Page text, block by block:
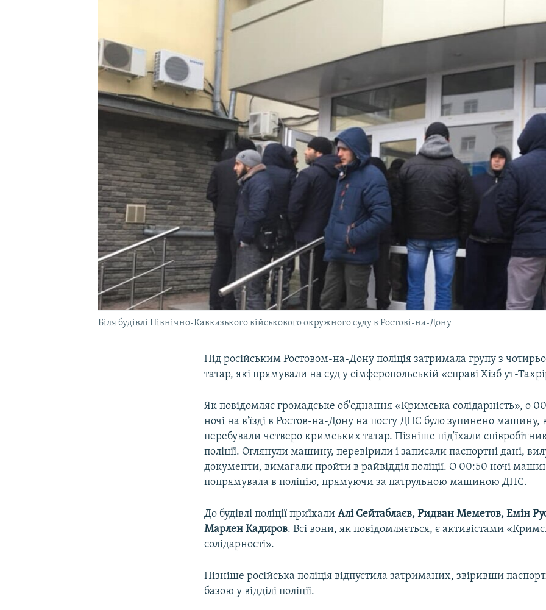
УКРАЇНСЬКА ПРОБЛЕМА КРИМУ
Біля будівлі Північно-Кавказького військового окружного суду в Ростові-на-Дону
Під російським Ростовом-на-Дону поліція затримала групу з
татар, які прямували на суд у сімферопольській «справі Хізб ут-
Як повідомляє громадське об'єднання «Кримська солідарність», о
ночі на в'їзді в Ростов-на-Дону на посту ДПС було зупинено машину,
перебували четверо кримських татар. Пізніше під'їхали
поліції. Оглянули машину, перевірили і записали паспортні дані,
документи, вимагали пройти в райвідділ поліції. О 00:50 ночі
попрямувала в поліцію, прямуючи за патрульною машиною ДПС.
До будівлі поліції приїхалиАлі Сейтаблаєв, Ридван Меметов, Емін
Марлен Кадиров. Всі вони, як повідомляється, є активістами
солідарності».
Пізніше російська поліція відпустила затриманих, звіривши
базою у відділі поліції.